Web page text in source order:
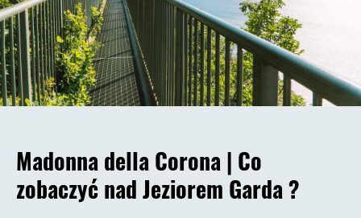
Madonna della Corona| Co
zobaczyć nad Jeziorem Garda ?